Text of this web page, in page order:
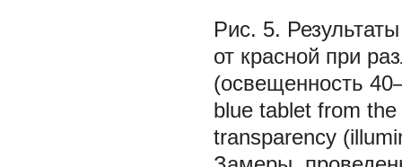
Рис. 5.
от красной при
(освещенность
blue tablet from
transparency